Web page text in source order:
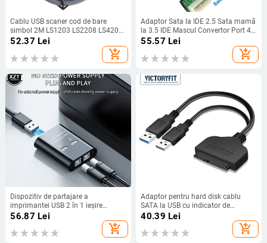
Cablu USB scaner cod de bare
simbol 2M LS1203 LS2208 LS4208
LS3008 CBA-U01-S07ZAR
52.37 Lei
add_shopping_cart
Adaptor Sata la IDE 2.5 Sata mamă
la 3.5 IDE Mascul Convertor Port 40
PIN 1.5Gbs 2.5 la 3.5 Suport IDE
55.57 Lei
add_shopping_cart
Dispozitiv de partajare a
imprimantei USB 2 în 1 ieșire
Dispozitiv de partajare a
imprimantei cu 2 porturi Comutare
manuală Kvm Splitter Hub
56.87 Lei
add_shopping_cart
Adaptor pentru hard disk cablu
SATA la USB cu indicator de
funcționare pentru SSD sau HDD de
2,5 inchi, cititor de hard disk extern
de mare viteză de 5 Gbps
40.39 Lei
add_shopping_cart